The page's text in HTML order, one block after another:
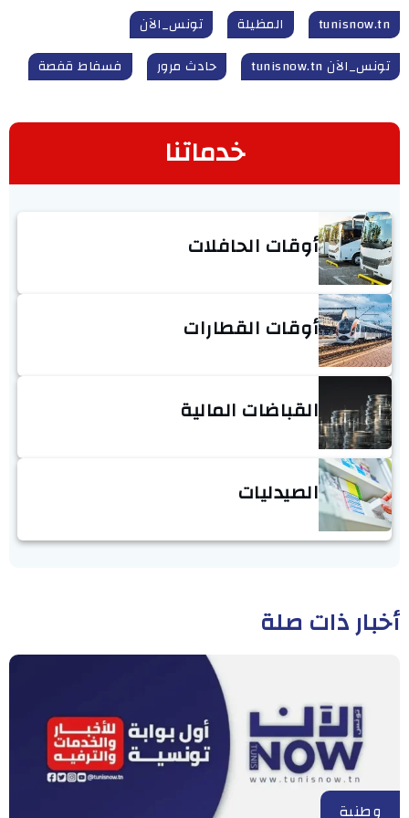
tunisnow.tn المظيلة
تونس_الآن
تونس_الآن tunisnow.tn
حادث مرور فسفاط قفصة
خدماتنا
أوقات الحافلات
أوقات القطارات
القباضات المالية
الصيدليات
أخبار ذات صلة
وطنية